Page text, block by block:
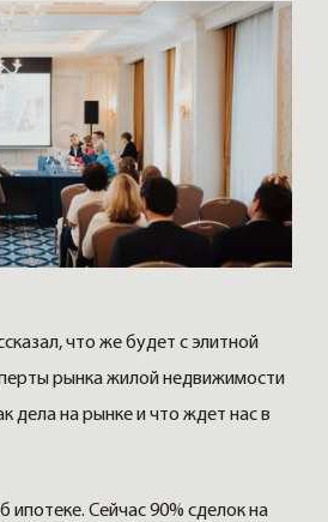
что же будет с элитной
рынка жилой недвижимости
дела на рынке и что ждет нас в
ипотеке. Сейчас 90% сделок на